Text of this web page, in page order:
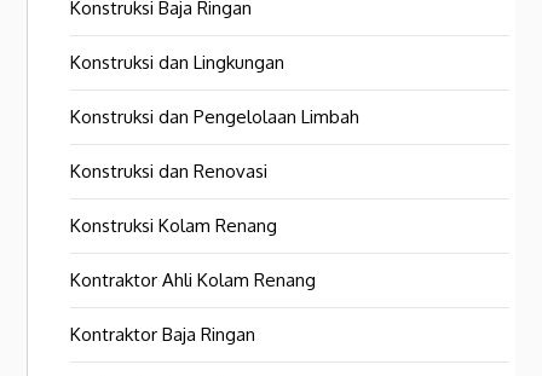
Konstruksi Baja Ringan
Konstruksi dan Lingkungan
Konstruksi dan Pengelolaan Limbah
Konstruksi dan Renovasi
Konstruksi Kolam Renang
Kontraktor Ahli Kolam Renang
Kontraktor Baja Ringan